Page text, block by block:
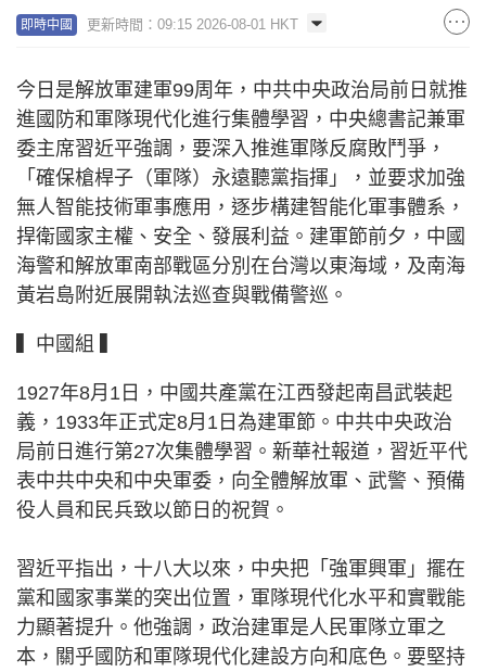
即時中國 更新時間：09:15 2026-08-01 HKT
今日是解放軍建軍99周年，中共中央政治局前日就推
進國防和軍隊現代化進行集體學習，中央總書記兼軍
委主席習近平強調，要深入推進軍隊反腐敗鬥爭，
「確保槍桿子（軍隊）永遠聽黨指揮」，並要求加強
無人智能技術軍事應用，逐步構建智能化軍事體系，
捍衛國家主權、安全、發展利益。建軍節前夕，中國
海警和解放軍南部戰區分別在台灣以東海域，及南海
黃岩島附近展開執法巡查與戰備警巡。
▍中國組 ▍
1927年8月1日，中國共產黨在江西發起南昌武裝起
義，1933年正式定8月1日為建軍節。中共中央政治
局前日進行第27次集體學習。新華社報道，習近平代
表中共中央和中央軍委，向全體解放軍、武警、預備
役人員和民兵致以節日的祝賀。
習近平指出，十八大以來，中央把「強軍興軍」擺在
黨和國家事業的突出位置，軍隊現代化水平和實戰能
力顯著提升。他強調，政治建軍是人民軍隊立軍之
本，關乎國防和軍隊現代化建設方向和底色。要堅持